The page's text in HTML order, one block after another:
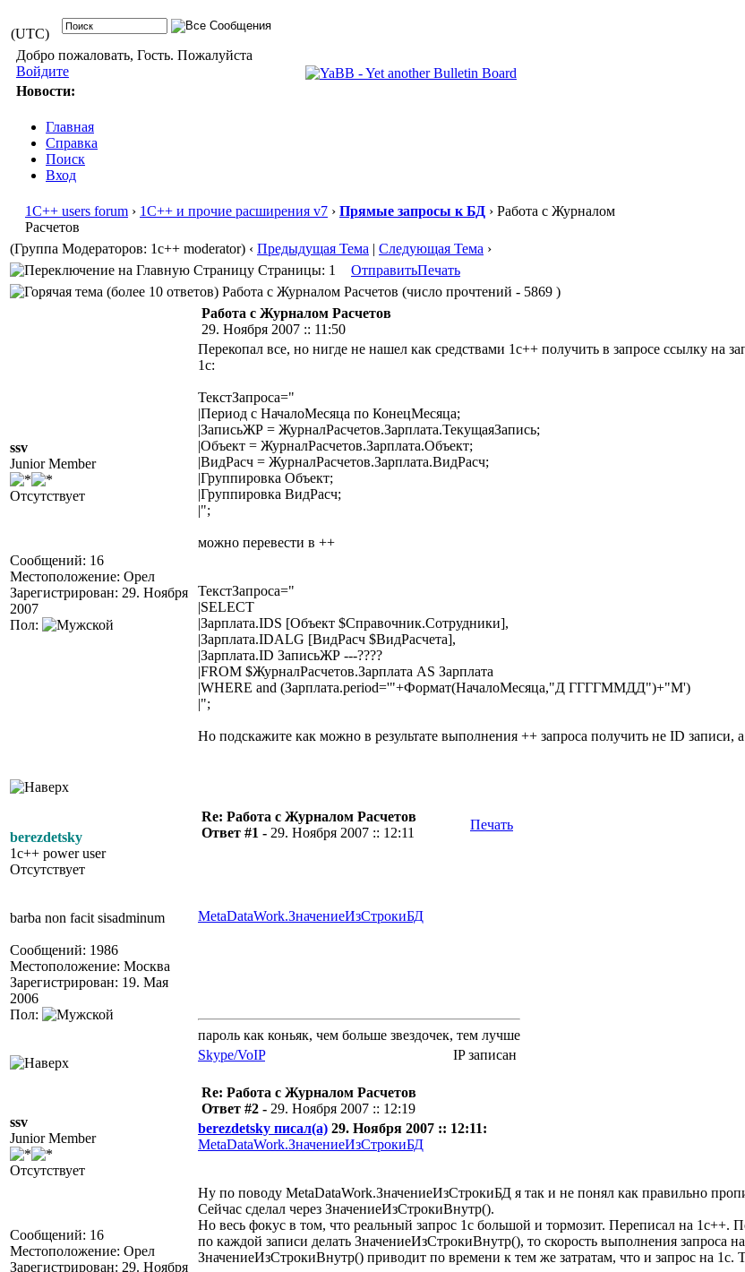
(UTC)
Добро пожаловать, Гость. Пожалуйста
Войдите
Новости:
Главная
Справка
Поиск
Вход
1С++ users forum › 1С++ и прочие расширения v7 › Прямые запросы к БД › Работа с Журналом
Расчетов
(Группа Модераторов: 1c++ moderator) ‹ Предыдущая Тема | Следующая Тема ›
Страницы: 1
ОтправитьПечать
Работа с Журналом Расчетов (число прочтений - 5869 )
ssv
Junior Member
Отсутствует
Сообщений: 16
Местоположение: Орел
Зарегистрирован: 29. Ноября
2007
Пол:
Работа с Журналом Расчетов
29. Ноября 2007 :: 11:50
Перекопал все, но нигде не нашел как средствами 1с++ получить в запросе ссылку на
1с:
ТекстЗапроса="
|Период с НачалоМесяца по КонецМесяца;
|ЗаписьЖР = ЖурналРасчетов.Зарплата.ТекущаяЗапись;
|Объект = ЖурналРасчетов.Зарплата.Объект;
|ВидРасч = ЖурналРасчетов.Зарплата.ВидРасч;
|Группировка Объект;
|Группировка ВидРасч;
|";
можно перевести в ++
ТекстЗапроса="
|SELECT
|Зарплата.IDS [Объект $Справочник.Сотрудники],
|Зарплата.IDALG [ВидРасч $ВидРасчета],
|Зарплата.ID ЗаписьЖР ---????
|FROM $ЖурналРасчетов.Зарплата AS Зарплата
|WHERE and (Зарплата.period='"+Формат(НачалоМесяца,"Д ГГГГММДД")+"M')
|";
Но подскажите как можно в результате выполнения ++ запроса получить не ID записи,
berezdetsky
1c++ power user
Отсутствует
barba non facit sisadminum
Сообщений: 1986
Местоположение: Москва
Зарегистрирован: 19. Мая
2006
Пол:
Re: Работа с Журналом Расчетов
Ответ #1 - 29. Ноября 2007 :: 12:11
Печать
MetaDataWork.ЗначениеИзСтрокиБД
пароль как коньяк, чем больше звездочек, тем лучше
Skype/VoIP
IP записан
ssv
Junior Member
Отсутствует
Сообщений: 16
Местоположение: Орел
Зарегистрирован: 29. Ноября
Re: Работа с Журналом Расчетов
Ответ #2 - 29. Ноября 2007 :: 12:19
berezdetsky писал(а) 29. Ноября 2007 :: 12:11:
MetaDataWork.ЗначениеИзСтрокиБД
Ну по поводу MetaDataWork.ЗначениеИзСтрокиБД я так и не понял как правильно
Сейчас сделал через ЗначениеИзСтрокиВнутр().
Но весь фокус в том, что реальный запрос 1с большой и тормозит. Переписал на 1с++.
по каждой записи делать ЗначениеИзСтрокиВнутр(), то скорость выполнения запроса
ЗначениеИзСтрокиВнутр() приводит по времени к тем же затратам, что и запрос на 1с.